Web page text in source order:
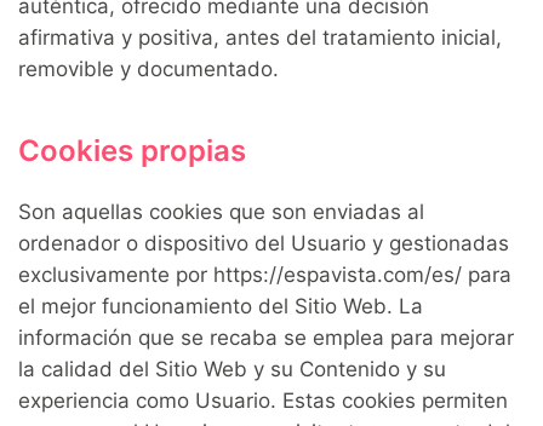
auténtica, ofrecido mediante una decisión
afirmativa y positiva, antes del tratamiento inicial,
removible y documentado.
Cookies propias
Son aquellas cookies que son enviadas al
ordenador o dispositivo del Usuario y gestionadas
exclusivamente por https://espavista.com/es/ para
el mejor funcionamiento del Sitio Web. La
información que se recaba se emplea para mejorar
la calidad del Sitio Web y su Contenido y su
experiencia como Usuario. Estas cookies permiten